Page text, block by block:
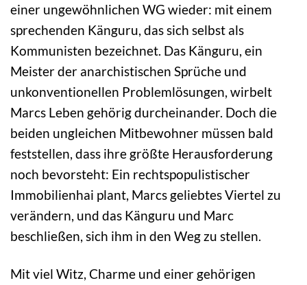
einer ungewöhnlichen WG wieder: mit einem
sprechenden Känguru, das sich selbst als
Kommunisten bezeichnet. Das Känguru, ein
Meister der anarchistischen Sprüche und
unkonventionellen Problemlösungen, wirbelt
Marcs Leben gehörig durcheinander. Doch die
beiden ungleichen Mitbewohner müssen bald
feststellen, dass ihre größte Herausforderung
noch bevorsteht: Ein rechtspopulistischer
Immobilienhai plant, Marcs geliebtes Viertel zu
verändern, und das Känguru und Marc
beschließen, sich ihm in den Weg zu stellen.
Mit viel Witz, Charme und einer gehörigen